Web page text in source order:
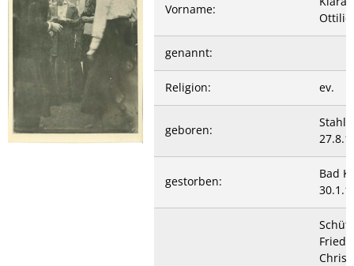
Vorname:
Ottilie
genannt:
Religion: ev.
geboren:
gestorben:
Bad